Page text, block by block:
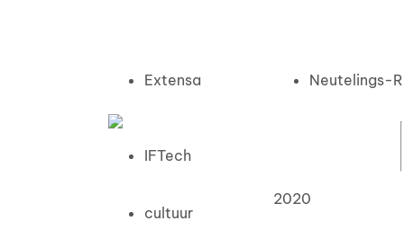
Extensa Neutelings-
IFTech
cultuur
2020